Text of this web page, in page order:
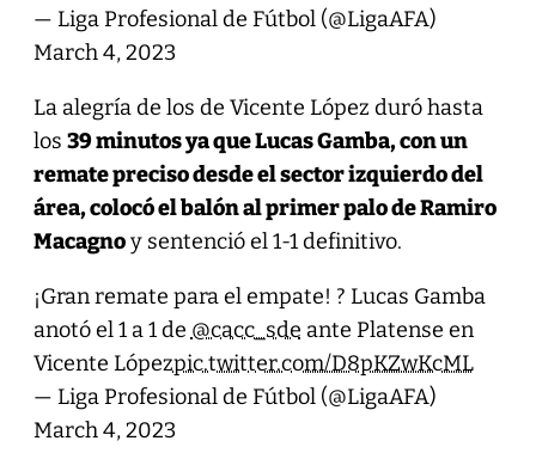
— Liga Profesional de Fútbol (@LigaAFA)
March 4, 2023
La alegría de los de Vicente López duró hasta
los 39 minutos ya que Lucas Gamba, con un
remate preciso desde el sector izquierdo del
área, colocó el balón al primer palo de Ramiro
Macagnoy sentenció el 1-1 definitivo.
¡Gran remate para el empate! ? Lucas Gamba
anotó el 1 a 1 de @cacc_sde ante Platense en
Vicente Lópezpic.twitter.com/D8pKZwKcML
— Liga Profesional de Fútbol (@LigaAFA)
March 4, 2023